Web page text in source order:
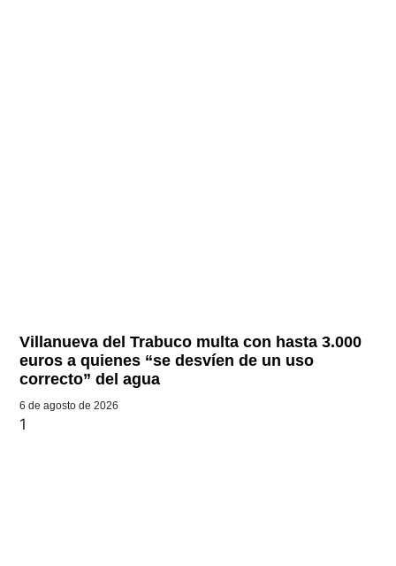
Villanueva del Trabuco multa con hasta 3.000
euros a quienes “se desvíen de un uso
correcto” del agua
6 de agosto de 2026